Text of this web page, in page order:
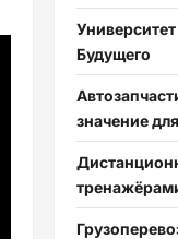
Будущего
значение